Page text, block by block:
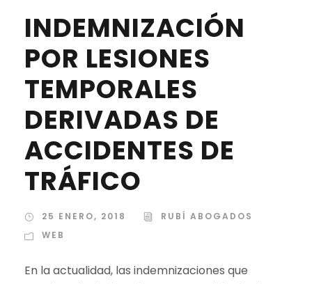
INDEMNIZACIÓN
POR LESIONES
TEMPORALES
DERIVADAS DE
ACCIDENTES DE
TRÁFICO
25 ENERO, 2018
RUBÍ ABOGADOS
WEB
En la actualidad, las indemnizaciones que